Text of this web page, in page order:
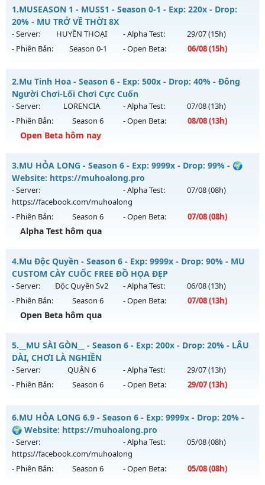
1.MUSEASON 1 - MUSS1 - Season 0-1 - Exp: 220x - Drop:
20% - MU TRỞ VỀ THỜI 8X
- Server: HUYỀN THOẠI - Alpha Test: 29/07(15h)
- Phiên Bản:
Season 0-1 - Open Beta: 06/08(15h)
MUSEASON 1 - MUSS1 - MU TRỞ VỀ THỜI 8X
Mu mới ra tháng 08 2026 - Mở máy chủ
15h ngày 06/08/2626
Exp: 220x - Drop: 20%
Kiểu reset: Reset In Game
Thể loại: Mu Nguyên bản Webzen
Antihack: IGMU.DEV
2.Mu Tinh Hoa - Season 6 - Exp: 500x - Drop: 40% - Đông
Người Chơi-Lối Chơi Cực Cuốn
- Server: LORENCIA - Alpha Test: 07/08(13h)
- Phiên Bản:
Season 6 - Open Beta: 08/08(13h)
Open Beta hôm nay
Mu Tinh Hoa - Đông Người Chơi-Lối Chơi Cực Cuốn
Mu mới ra tháng 08 2026 - Mở máy chủ
ngày 08/08/2626
Exp: 500x - Drop: 40%
Kiểu reset: Reset In Game
Antihack: Anti Vip
3.MU HỎA LONG - Season 6 - Exp: 9999x - Drop: 99% - 🌍
Website: https://muhoalong.pro
- Server:
https://facebook.com/muhoalong
- Alpha Test: 07/08(08h)
- Phiên Bản: Season 6 - Open Beta: 07/08(08h)
Alpha Test hôm qua
MU HỎA LONG - 🌍 Website: https://muhoalong.pro
Mu mới ra tháng 08 2026 - Mở máy chủ
https://facebook.com/muhoalongvào 08h ngày
07/08/2626
Exp: 9999x - Drop: 99%
Thể loại: Mu Nguyên bản Webzen
Antihack: XShield
4.Mu Độc Quyền - Season 6 - Exp: 9999x - Drop: 90% - MU
CUSTOM CÀY CUỐC FREE ĐỒ HỌA ĐẸP
- Server: Độc Quyền Sv2 - Alpha Test: 06/08(13h)
- Phiên Bản:
Season 6 - Open Beta: 07/08(13h)
Open Beta hôm qua
Mu Độc Quyền - MU CUSTOM CÀY CUỐC FREE ĐỒ HỌA ĐẸP
Mu mới ra tháng 08 2026 - Mở máy chủ
13h ngày 07/08/2626
Exp: 9999x - Drop: 90%
Thể loại: Mu Custom thêm đồ mới
Antihack: SharkGaurd
5. __MU SÀI GÒN__ - Season 6 - Exp: 200x - Drop: 20% - LÂU
DÀI, CHƠI LÀ NGHIỀN
- Server: QUẬN 6 - Alpha Test: 29/07(13h)
- Phiên Bản:
Season 6 - Open Beta: 29/07(13h)
__MU SÀI GÒN__ - LÂU DÀI, CHƠI LÀ NGHIỀN
Mu mới ra tháng 07 2026 - Mở máy chủ
ngày 29/07/2626
Exp: 200x - Drop: 20%
6.MU HỎA LONG 6.9 - Season 6 - Exp: 9999x - Drop: 20% -
🌍 Website: https://muhoalong.pro
- Server:
https://facebook.com/muhoalong
- Alpha Test: 05/08(08h)
- Phiên Bản: Season 6 - Open Beta: 05/08(08h)